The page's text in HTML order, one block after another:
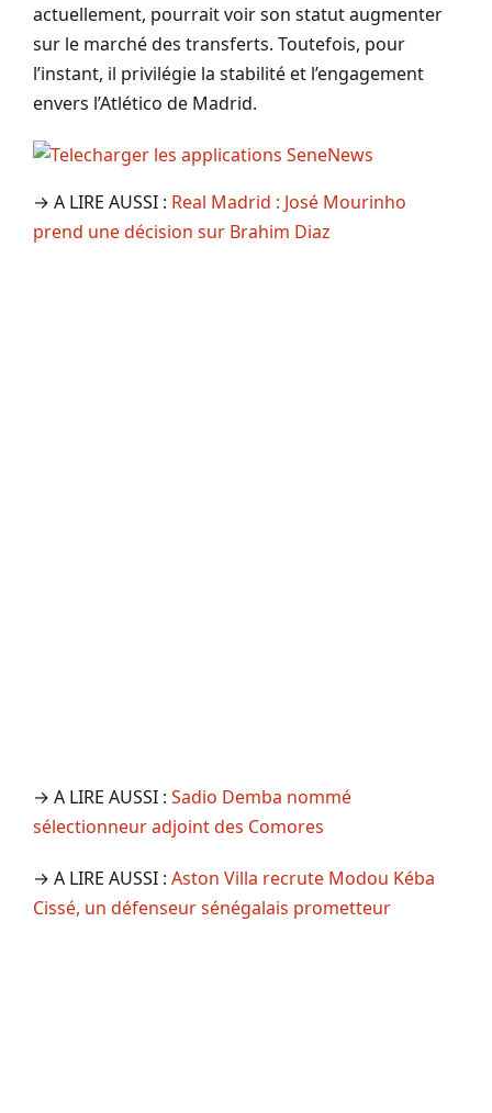
actuellement, pourrait voir son statut augmenter
sur le marché des transferts. Toutefois, pour
l’instant, il privilégie la stabilité et l’engagement
envers l’Atlético de Madrid.
→ A LIRE AUSSI : Real Madrid : José Mourinho
prend une décision sur Brahim Diaz
→ A LIRE AUSSI : Sadio Demba nommé
sélectionneur adjoint des Comores
→ A LIRE AUSSI : Aston Villa recrute Modou Kéba
Cissé, un défenseur sénégalais prometteur